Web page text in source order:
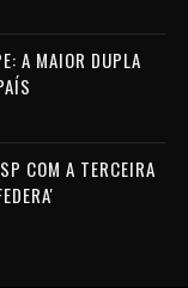
A MAIOR DUPLA
COM A TERCEIRA